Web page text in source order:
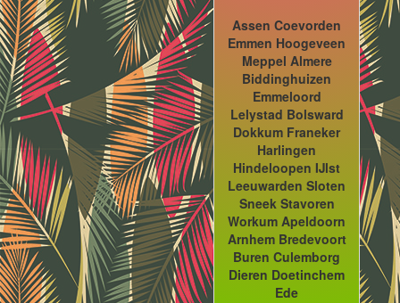
Assen Coevorden
Emmen Hoogeveen
Meppel Almere
Biddinghuizen
Emmeloord
Lelystad Bolsward
Dokkum Franeker
Harlingen
Hindeloopen IJlst
Leeuwarden Sloten
Sneek Stavoren
Workum Apeldoorn
Arnhem Bredevoort
Buren Culemborg
Dieren Doetinchem
Ede